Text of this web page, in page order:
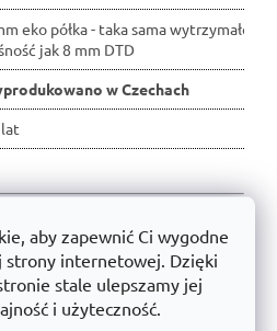
aby zapewnić Ci wygodne
strony internetowej. Dzięki
stale ulepszamy jej
i użyteczność.
eko półka - taka sama wytrzymałość i
jak 8 mm DTD
w Czechach
regały półkowe
TRESTLES?
Czeski producent
z długą tradycją
i technologii transportu.